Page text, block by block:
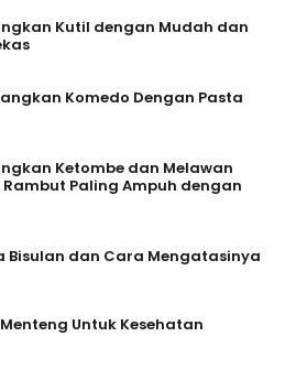
Kutil dengan Mudah dan
Komedo Dengan Pasta
Ketombe dan Melawan
Rambut Paling Ampuh dengan
Bisulan dan Cara Mengatasinya
Untuk Kesehatan